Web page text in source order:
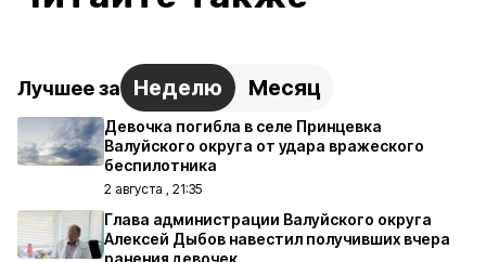
Лучшее за Неделю Месяц
Девочка погибла в селе Принцевка
Валуйского округа от удара вражеского
беспилотника
2 августа , 21:35
Глава администрации Валуйского округа
Алексей Дыбов навестил получивших вчера
ранения девочек